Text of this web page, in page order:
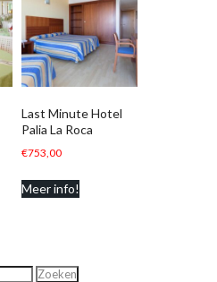
Last Minute Hotel
Palia La Roca
€753,00
Meer info!
Zoeken